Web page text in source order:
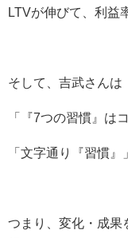
LTVが伸びて、利益
そして、吉武さんは
「『7つの習慣』は
「文字通り『習慣』
つまり、変化・成果